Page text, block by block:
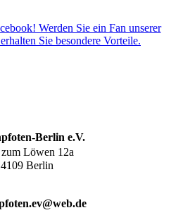
Werden Sie ein Fan unserer
Sie besondere Vorteile.
Berlin e.V.
zum Löwen 12a
Berlin